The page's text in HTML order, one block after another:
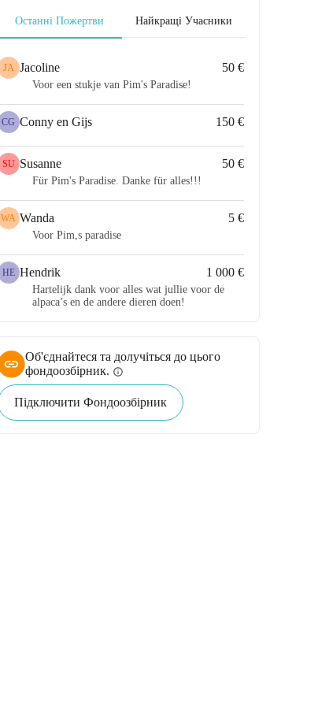
Останні Пожертви Найкращі Учасники
JA Jacoline 50 €
Voor een stukje van Pim's Paradise!
CG Conny en Gijs 150 €
SU Susanne 50 €
Für Pim's Paradise. Danke für alles!!!
WA Wanda 5 €
Voor Pim,s paradise
HE Hendrik 1 000 €
Hartelijk dank voor alles wat jullie voor de
alpaca’s en de andere dieren doen!
Об'єднайтеся та долучіться до цього
фондоозбірник. info
Підключити Фондоозбірник